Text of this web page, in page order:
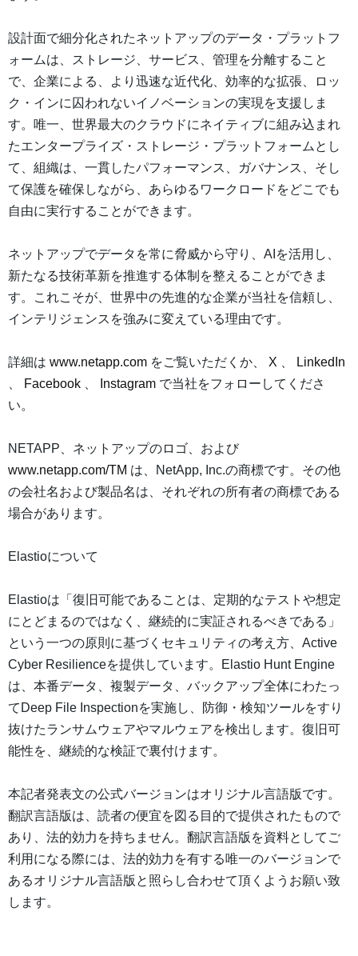
設計面で細分化されたネットアップのデータ・プラットフ
ォームは、ストレージ、サービス、管理を分離すること
で、企業による、より迅速な近代化、効率的な拡張、ロッ
ク・インに囚われないイノベーションの実現を支援しま
す。唯一、世界最大のクラウドにネイティブに組み込まれ
たエンタープライズ・ストレージ・プラットフォームとし
て、組織は、一貫したパフォーマンス、ガバナンス、そし
て保護を確保しながら、あらゆるワークロードをどこでも
自由に実行することができます。
ネットアップでデータを常に脅威から守り、AIを活用し、
新たなる技術革新を推進する体制を整えることができま
す。これこそが、世界中の先進的な企業が当社を信頼し、
インテリジェンスを強みに変えている理由です。
詳細は www.netapp.com をご覧いただくか、 X
LinkedIn
Facebook Instagram で当社をフォローしてくださ
い。
NETAPP、ネットアップのロゴ、および
www.netapp.com/TM は、NetApp, Inc.の商標です。その他
の会社名および製品名は、それぞれの所有者の商標である
場合があります。
Elastioについて
Elastioは「復旧可能であることは、定期的なテストや想定
にとどまるのではなく、継続的に実証されるべきである」
という一つの原則に基づくセキュリティの考え方、Active
Cyber Resilienceを提供しています。Elastio Hunt Engine
は、本番データ、複製データ、バックアップ全体にわたっ
てDeep File Inspectionを実施し、防御・検知ツールをすり
抜けたランサムウェアやマルウェアを検出します。復旧可
能性を、継続的な検証で裏付けます。
本記者発表文の公式バージョンはオリジナル言語版です。
翻訳言語版は、読者の便宜を図る目的で提供されたもので
あり、法的効力を持ちません。翻訳言語版を資料としてご
利用になる際には、法的効力を有する唯一のバージョンで
あるオリジナル言語版と照らし合わせて頂くようお願い致
します。